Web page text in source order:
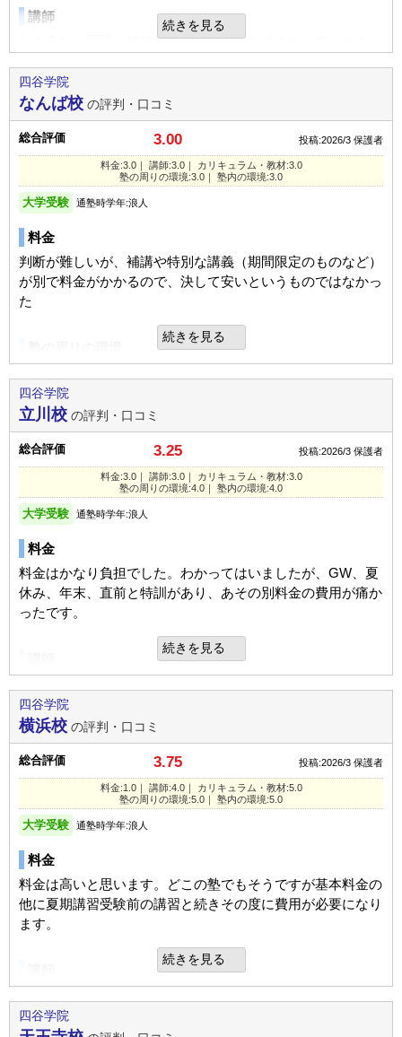
利用内容
私立高校（中堅/上位校）
進学できた学校 私立大学（中堅/上位校）
学部・学科 工学・建築・技術
通塾の目的 大学受験
目的の達成度 達成できた
通塾頻度 週5日以上
成績/偏差値推移
入塾時:平均よりやや上 → 入塾後:平均よ
自由
口コミ投稿者ID:2724994
不適切な口コミを報告する
考えれば適切。
家庭でのサポート
模試などの疲れた時は駅まで迎えに行っていた。
良いところや要望
難関校を受けることに特化している。
その他気づいたこと、感じたこと
特にはなく、満足をしている。リラックスできるイベントが
あれば、よいかもしれない。
総合評価
本人の話しを聞く限り、合っている事もあるが、総合評価と
利用内容
通っていた学校
進学できた学校 国立大学（難関校）
工学・建築・技術
通塾の目的
目的の達成度
通塾頻度 週5日以上
1日あたりの授業時間 5時間以上
入塾時:上位→入塾後:
塾の雰囲気
自由 厳しい
口コミ投稿者ID:2720853
入塾理由
塾の指導要領、講師のレベルなどが、子供の学習レベルに丁
度合っていると感じたから。
宿題
量は少し多めだが、これぐらいは許容範囲かと思う。
通っていた学校
進学できた学校
通塾の目的 大学受験
1～2時間
STAY
成績/偏差値推移
平均よりやや上→
平均よ
塾の雰囲気
自由 平均 厳しい
講師
分からない問題も解決できるだけの力を引き出してくれると
カリキュラム
始まりはとても不安だったが、焦らず取りこぼしがないよう
塾の周りの環境
だ遊べるようなところも多いので、誘惑に負けそう
塾内の環境
全体的に余分なものが置いてあるわけではないので、すっき
入塾理由
コマーシャルをみてよさそうなところにみえた。面談もして
みた。
定期テスト
定期テストはあった。日々の勉強の進み具合に合わせている
のでわかりやすい
宿題
毎日、塾で勉強できる環境はとてもよいと思う。家で勉強す
るよりも良い
特に毎日同じ時間に同じように出かける準備ができるように
したくらい
良いところや要望
時間がないなか、わからないところが分かるようになり不安
その他気づいたこと、感じたこと
浪人生なので、現役生よりも伸びが少ないと聞いていたが、
すごくのびた。
総合評価
親が関わることがほぼなく、講師とのやりとりで安心できる
利用内容
続きを見る
四谷学院
なんば校 の評判・口コミ
総合評価 3.00 投稿:2026/3 保護者
料金:3.0｜ 講師:3.0｜ カリキュラム・教材:3.0
塾の周りの環境:3.0｜ 塾内の環境:3.0
大学受験 通塾時学年:浪人
料金
判断が難しいが、補講や特別な講義（期間限定のものなど）
が別で料金がかかるので、決して安いというものではなかっ
た
誘惑は多かったのかもしれない。
入塾理由
いくつか予備校をあたったが、コストも含めて一番本人に合
っていると思われたため
利用内容
公立高校（中堅/上位校）
学部・学科
通塾の目的 大学受験
週5日以上
1日あたりの授業時間
成績/偏差値変化
成績/偏差値推移
入塾時: 平均よりやや上 → 入塾後:平均よ
りやや上
自由 平均 厳しい
続きを見る
四谷学院
立川校 の評判・口コミ
総合評価 3.25 投稿:2026/3 保護者
料金:3.0｜ 講師:3.0｜ カリキュラム・教材:3.0
塾の周りの環境:4.0｜ 塾内の環境:4.0
大学受験 通塾時学年:浪人
料金
料金はかなり負担でした。わかってはいましたが、GW、夏
休み、年末、直前と特訓があり、あその別料金の費用が痛か
ったです。
曰く、わかりやすいとは言ってました。
塾の周りの環境
駅からも近く、コンビニもあり良かったと思います。本人も
良いと言ってました。駐車スペースはなかったように思いま
す。
教室は狭く、自主学習スペースもすぐいっぱいになると言っ
また中学、高校生と一緒なので気を使うといってました。
続きを見る
四谷学院
横浜校 の評判・口コミ
総合評価 3.75 投稿:2026/3 保護者
料金:1.0｜ 講師:4.0｜ カリキュラム・教材:5.0
塾の周りの環境:5.0｜ 塾内の環境:5.0
大学受験 通塾時学年:浪人
料金
料金は高いと思います。どこの塾でもそうですが基本料金の
他に夏期講習受験前の講習と続きその度に費用が必要になり
ます。
は多くの受験生を掛け持ちしているので1対1で指導するとい
うことはできませんでした。
続きを見る
四谷学院